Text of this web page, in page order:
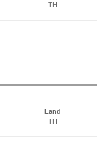
TH
Land
TH